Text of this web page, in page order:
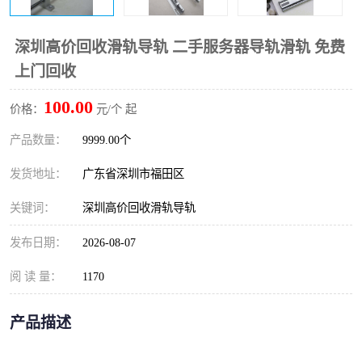
深圳高价回收滑轨导轨 二手服务器导轨滑轨 免费
上门回收
价格： 100.00 元/个 起
产品数量： 9999.00个
发货地址： 广东省深圳市福田区
关键词： 深圳高价回收滑轨导轨
发布日期： 2026-08-07
阅 读 量： 1170
产品描述